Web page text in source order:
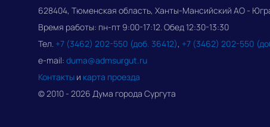
628404, Тюменская область, Ханты-Мансийский АО -
Время работы: пн-пт 9:00-17:12. Обед 12:30-13:30
Тел. +7 (3462) 202-550 (доб. 36412), +7 (3462) 202-550
e-mail: duma@admsurgut.ru
Контакты и карта проезда
© 2010 - 2026 Дума города Сургута